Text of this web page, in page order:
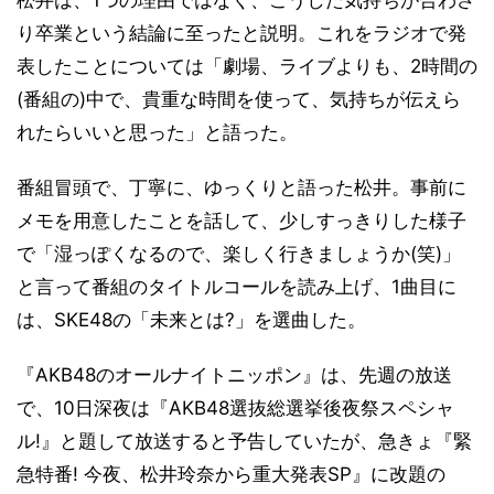
り卒業という結論に至ったと説明。これをラジオで発
表したことについては「劇場、ライブよりも、2時間の
(番組の)中で、貴重な時間を使って、気持ちが伝えら
れたらいいと思った」と語った。
番組冒頭で、丁寧に、ゆっくりと語った松井。事前に
メモを用意したことを話して、少しすっきりした様子
で「湿っぽくなるので、楽しく行きましょうか(笑)」
と言って番組のタイトルコールを読み上げ、1曲目に
は、SKE48の「未来とは?」を選曲した。
『AKB48のオールナイトニッポン』は、先週の放送
で、10日深夜は『AKB48選抜総選挙後夜祭スペシャ
ル!』と題して放送すると予告していたが、急きょ『緊
急特番! 今夜、松井玲奈から重大発表SP』に改題の